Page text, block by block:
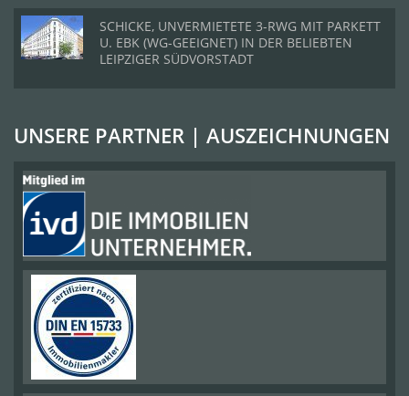
SCHICKE, UNVERMIETETE 3-RWG MIT PARKETT
U. EBK (WG-GEEIGNET) IN DER BELIEBTEN
LEIPZIGER SÜDVORSTADT
UNSERE PARTNER | AUSZEICHNUNGEN